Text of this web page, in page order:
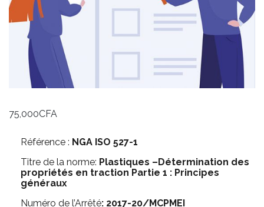
75,000CFA
Référence : NGA ISO 527-1
Titre de la norme: Plastiques –Détermination des
propriétés en traction Partie 1 : Principes
généraux
Numéro de l’Arrêté: 2017-20/MCPMEI